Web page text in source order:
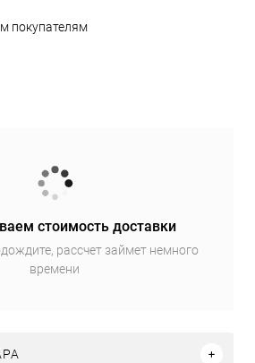
стоимость доставки
рассчет займет немного
времени